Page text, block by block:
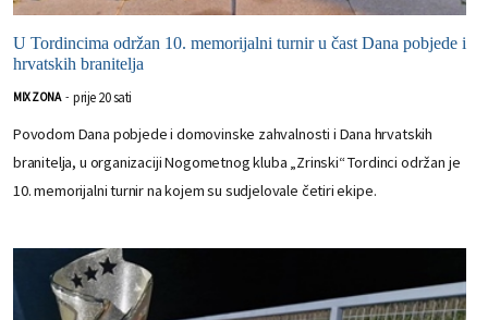
U Tordincima održan 10. memorijalni turnir u čast Dana pobjede i
hrvatskih branitelja
MIX ZONA - prije 20 sati
Povodom Dana pobjede i domovinske zahvalnosti i Dana hrvatskih
branitelja, u organizaciji Nogometnog kluba „Zrinski“ Tordinci održan je
10. memorijalni turnir na kojem su sudjelovale četiri ekipe.